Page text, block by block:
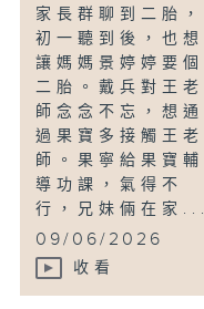
家長群聊到二胎，
初一聽到後，也想
讓媽媽景婷婷要個
二胎。戴兵對王老
師念念不忘，想通
過果寶多接觸王老
師。果寧給果寶輔
導功課，氣得不
行，兄妹倆在家...
09/06/2026
收看